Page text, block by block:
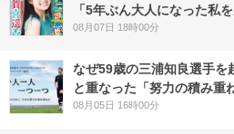
「5年ぶん大人になった私
08月07日 18時00分
なぜ59歳の三浦知良選手
と重なった「努力の積み重
08月05日 16時00分